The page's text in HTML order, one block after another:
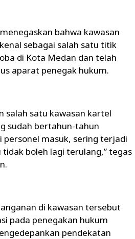
bahwa kawasan
sebagai salah satu titik
di Kota Medan dan telah
aparat penegak hukum.
salah satu kawasan kartel
sudah bertahun-tahun
personel masuk, sering terjadi
boleh lagi terulang,” tegas
di kawasan tersebut
pada penegakan hukum
pendekatan